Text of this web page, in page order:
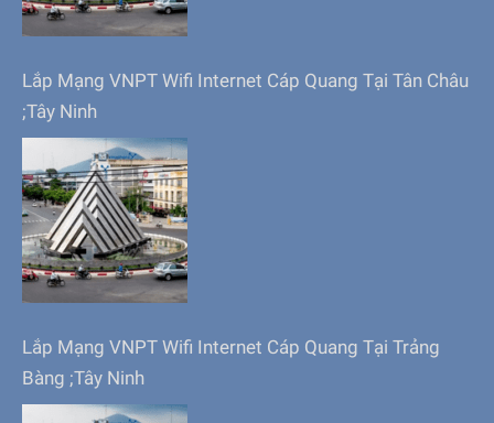
Lắp Mạng VNPT Wifi Internet Cáp Quang Tại Tân Châu
;Tây Ninh
Lắp Mạng VNPT Wifi Internet Cáp Quang Tại Trảng
Bàng ;Tây Ninh